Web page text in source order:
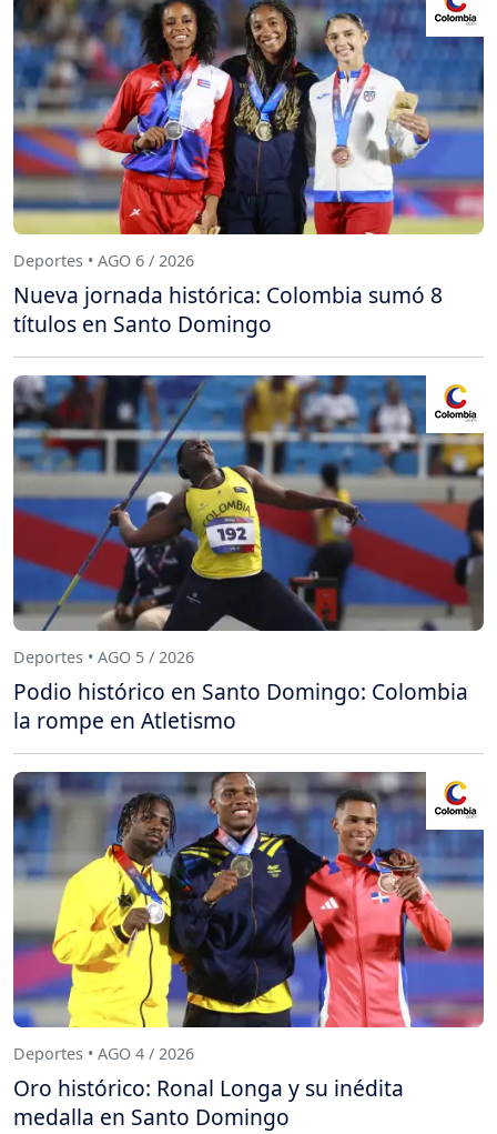
Deportes • AGO 6 / 2026
Nueva jornada histórica: Colombia sumó 8
títulos en Santo Domingo
Deportes • AGO 5 / 2026
Podio histórico en Santo Domingo: Colombia
la rompe en Atletismo
Deportes • AGO 4 / 2026
Oro histórico: Ronal Longa y su inédita
medalla en Santo Domingo